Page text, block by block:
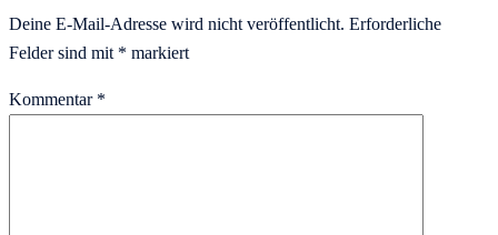
Deine E-Mail-Adresse wird nicht veröffentlicht. Erforderliche
Felder sind mit * markiert
Kommentar *